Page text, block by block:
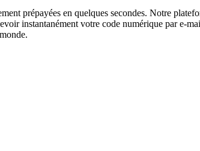
prépayées en quelques secondes. Notre
instantanément votre code numérique par e-